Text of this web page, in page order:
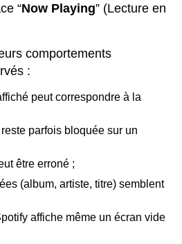
“Now Playing” (Lecture en
comportements
:
peut correspondre à la
reste parfois bloquée sur un
être erroné ;
(album, artiste, titre) semblent
affiche même un écran vide